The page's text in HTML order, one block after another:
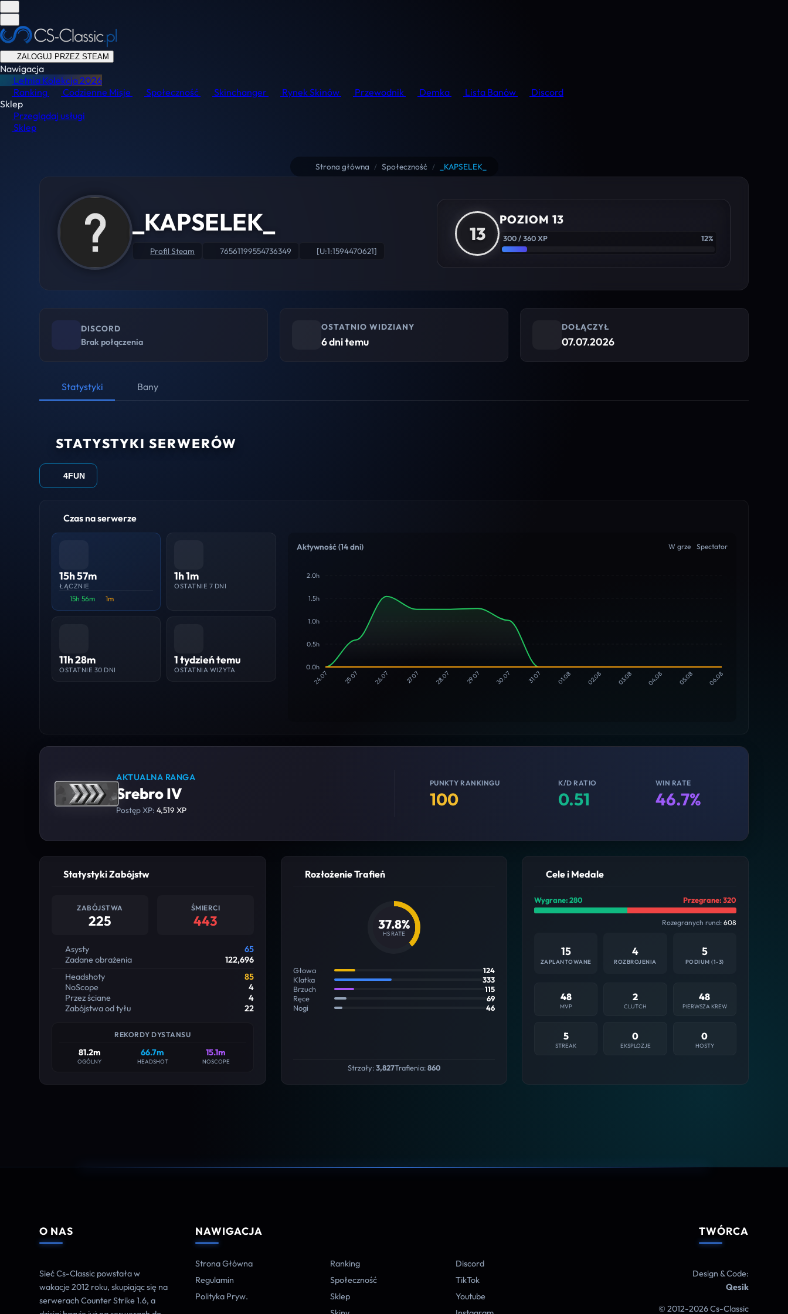
ZALOGUJ PRZEZ STEAM
Nawigacja
Letnia Kolekcja2026
Ranking
Codzienne Misje Społeczność Skinchanger Rynek Skinów Przewodnik Demka Lista Banów
Discord
Sklep
Przeglądaj usługi
Sklep
Strona główna / Społeczność / _KAPSELEK_
_KAPSELEK_
Profil Steam 76561199554736349 [U:1:1594470621]
13
POZIOM 13
300 / 360 XP 12%
DISCORD
Brak połączenia
OSTATNIO WIDZIANY
6 dni temu
DOŁĄCZYŁ
07.07.2026
Statystyki Bany
STATYSTYKI SERWERÓW
4FUN
Czas na serwerze
15h 57m
ŁĄCZNIE
15h 56m 1m
1h 1m
OSTATNIE 7 DNI
11h 28m
OSTATNIE 30 DNI
1 tydzień temu
OSTATNIA WIZYTA
Aktywność (14 dni) W grze Spectator
2.0h
1.5h
1.0h
0.5h
0.0h
24.07 25.07 26.07 27.07 28.07 29.07 30.07 31.07 01.08 02.08 03.08 04.08 05.08 06.08
AKTUALNA RANGA
Srebro IV
Postęp XP:4,519 XP
PUNKTY RANKINGU
100
K/D RATIO
0.51
WIN RATE
46.7%
Statystyki Zabójstw
ZABÓJSTWA
225
ŚMIERCI
443
Asysty
65
Zadane obrażenia
122,696
Headshoty
85
NoScope
4
Przez ściane
4
Zabójstwa od tyłu
22
REKORDY DYSTANSU
81.2m
OGÓLNY
66.7m
HEADSHOT
15.1m
NOSCOPE
Rozłożenie Trafień
37.8%
HS RATE
Głowa
124
Klatka
333
Brzuch
115
Ręce
69
Nogi
46
Strzały:3,827Trafienia:860
Cele i Medale
Wygrane: 280 Przegrane: 320
Rozegranych rund: 608
15
ZAPLANTOWANE
4
ROZBROJENIA
5
PODIUM (1-3)
48
MVP
2
CLUTCH
48
PIERWSZA KREW
5
STREAK
0
EKSPLOZJE
0
HOSTY
O NAS
Sieć Cs-Classic powstała w
wakacje 2012 roku, skupiając się na
serwerach Counter Strike 1.6, a
NAWIGACJA
Strona Główna
Regulamin
Polityka Pryw.
Ranking
Społeczność
Sklep
Discord
TikTok
Youtube
TWÓRCA
Design & Code:
Qesik
© 2012-2026 Cs-Classic